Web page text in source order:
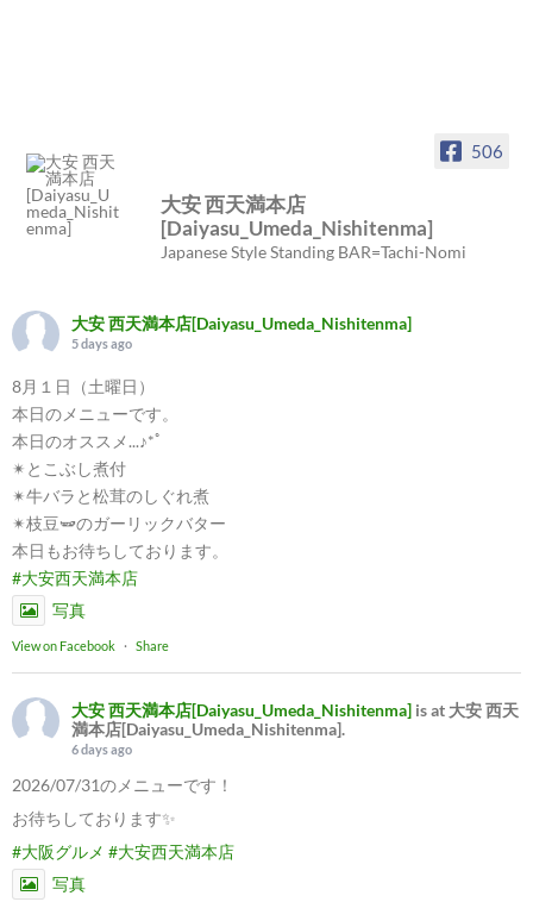
506
大安 西天満本店
[Daiyasu_Umeda_Nishitenma]
Japanese Style Standing BAR=Tachi-Nomi
大安 西天満本店[Daiyasu_Umeda_Nishitenma]
5 days ago
8月１日（土曜日）
本日のメニューです。
本日のオススメ...♪*ﾟ
✴︎とこぶし煮付
✴︎牛バラと松茸のしぐれ煮
✴︎枝豆🫛のガーリックバター
本日もお待ちしております。
#大安西天満本店
写真
View on Facebook · Share
大安 西天満本店[Daiyasu_Umeda_Nishitenma] is at 大安 西天
満本店[Daiyasu_Umeda_Nishitenma].
6 days ago
2026/07/31のメニューです！
お待ちしております✨
#大阪グルメ #大安西天満本店
写真